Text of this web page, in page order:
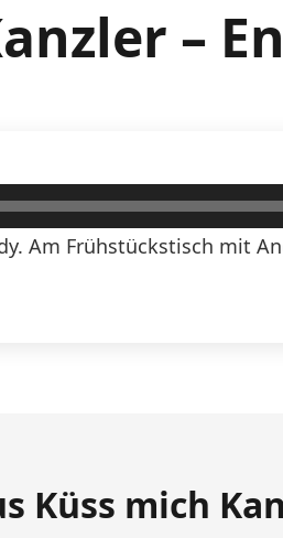
–
Am Frühstückstisch mit
Küss mich